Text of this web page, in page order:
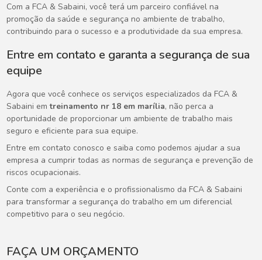
Com a FCA & Sabaini, você terá um parceiro confiável na
promoção da saúde e segurança no ambiente de trabalho,
contribuindo para o sucesso e a produtividade da sua empresa.
Entre em contato e garanta a segurança de sua
equipe
Agora que você conhece os serviços especializados da FCA &
Sabaini emtreinamento nr 18 em marília, não perca a
oportunidade de proporcionar um ambiente de trabalho mais
seguro e eficiente para sua equipe.
Entre em contato conosco e saiba como podemos ajudar a sua
empresa a cumprir todas as normas de segurança e prevenção de
riscos ocupacionais.
Conte com a experiência e o profissionalismo da FCA & Sabaini
para transformar a segurança do trabalho em um diferencial
competitivo para o seu negócio.
FAÇA UM ORÇAMENTO